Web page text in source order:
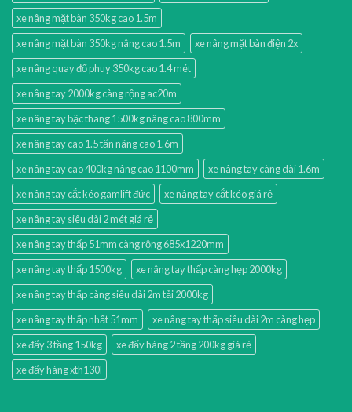
xe nâng mặt bàn 350kg cao 1.5m
xe nâng mặt bàn 350kg nâng cao 1.5m
xe nâng mặt bàn điện 2x
xe nâng quay đổ phuy 350kg cao 1.4 mét
xe nâng tay 2000kg càng rộng ac20m
xe nâng tay bậc thang 1500kg nâng cao 800mm
xe nâng tay cao 1.5 tấn nâng cao 1.6m
xe nâng tay cao 400kg nâng cao 1100mm
xe nâng tay càng dài 1.6m
xe nâng tay cắt kéo gamlift đức
xe nâng tay cắt kéo giá rẻ
xe nâng tay siêu dài 2 mét giá rẻ
xe nâng tay thấp 51mm càng rộng 685x1220mm
xe nâng tay thấp 1500kg
xe nâng tay thấp càng hẹp 2000kg
xe nâng tay thấp càng siêu dài 2m tải 2000kg
xe nâng tay thấp nhất 51mm
xe nâng tay thấp siêu dài 2m càng hẹp
xe đẩy 3 tầng 150kg
xe đẩy hàng 2 tầng 200kg giá rẻ
xe đẩy hàng xth130l